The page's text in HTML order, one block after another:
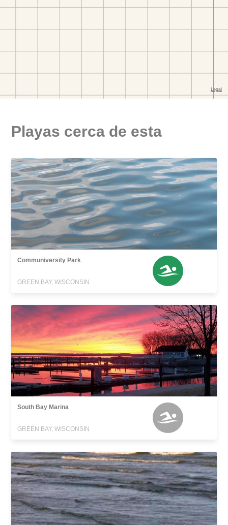
Playas cerca de esta
Communiversity Park
GREEN BAY, WISCONSIN
South Bay Marina
GREEN BAY, WISCONSIN